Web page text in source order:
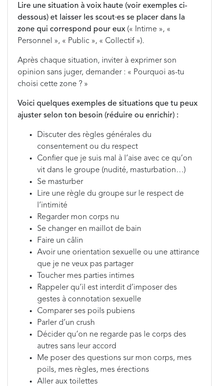
Lire une situation à voix haute (voir exemples ci-
dessous) et laisser les scout·es se placer dans la
zone qui correspond pour eux (« Intime », «
Personnel », « Public », « Collectif »).
Après chaque situation, inviter à exprimer son
opinion sans juger, demander : « Pourquoi as-tu
choisi cette zone ? »
Voici quelques exemples de situations que tu peux
ajuster selon ton besoin (réduire ou enrichir) :
Discuter des règles générales du
consentement ou du respect
Confier que je suis mal à l’aise avec ce qu’on
vit dans le groupe (nudité, masturbation…)
Se masturber
Lire une règle du groupe sur le respect de
l’intimité
Regarder mon corps nu
Se changer en maillot de bain
Faire un câlin
Avoir une orientation sexuelle ou une attirance
que je ne veux pas partager
Toucher mes parties intimes
Rappeler qu’il est interdit d’imposer des
gestes à connotation sexuelle
Comparer ses poils pubiens
Parler d’un crush
Décider qu’on ne regarde pas le corps des
autres sans leur accord
Me poser des questions sur mon corps, mes
poils, mes règles, mes érections
Aller aux toilettes